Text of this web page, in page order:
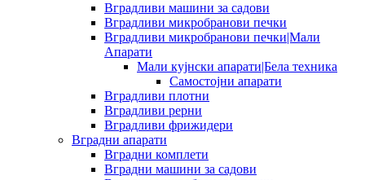
Вградливи машини за садови
Вградливи микробранови печки
Вградливи микробранови печки|Мали
Апарати
Мали кујнски апарати|Бела техника
Самостојни апарати
Вградливи плотни
Вградливи рерни
Вградливи фрижидери
Вградни апарати
Вградни комплети
Вградни машини за садови